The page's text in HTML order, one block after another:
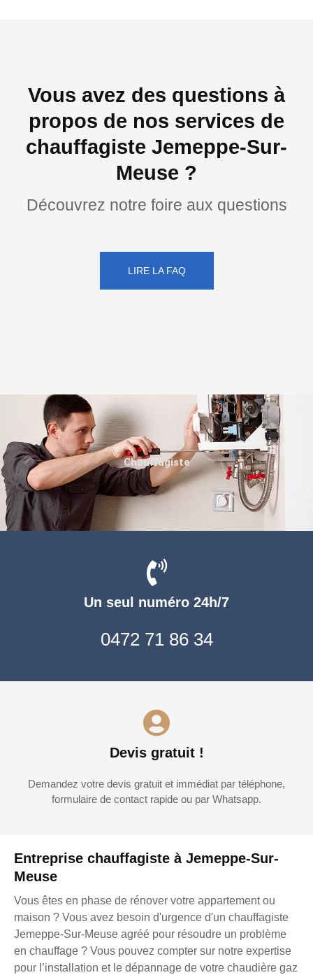
Vous avez des questions à
propos de nos services de
chauffagiste Jemeppe-Sur-
Meuse ?
Découvrez notre foire aux questions
LIRE LA FAQ
Entreprise chauffagiste à Jemeppe-Sur-
Meuse
Vous êtes en phase de rénover votre appartement ou
maison ? Vous avez besoin d'urgence d'un chauffagiste
Jemeppe-Sur-Meuse agréé pour résoudre un problème
en chauffage ? Vous pouvez compter sur notre expertise
pour l’installation et le dépannage de votre chaudière gaz
Un seul numéro 24h/7
0472 71 86 34
Devis gratuit !
Demandez votre devis gratuit et immédiat par téléphone,
formulaire de contact rapide ou par Whatsapp.
Chauffagiste